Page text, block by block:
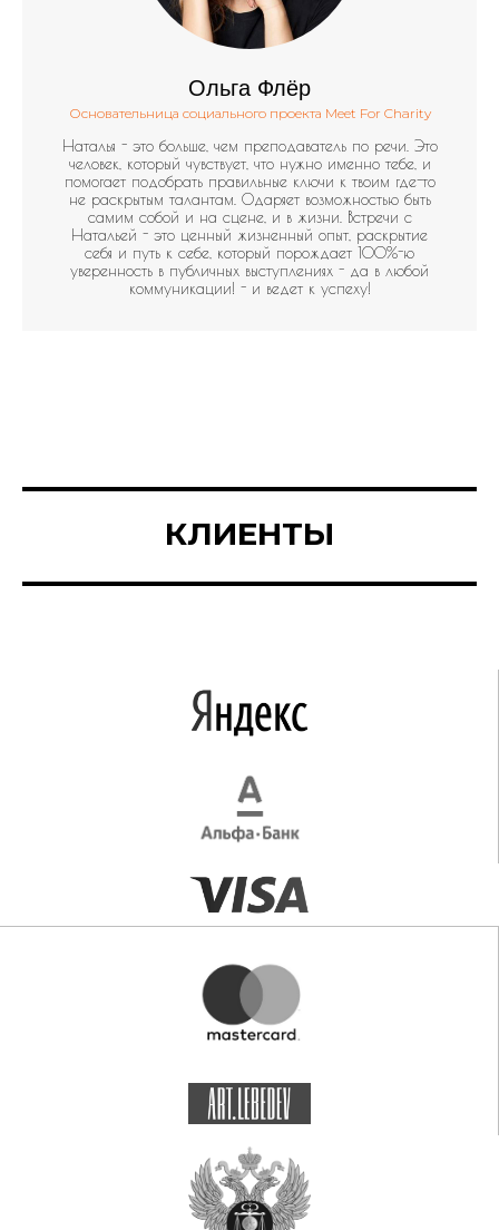
Ольга Флёр
Основательница социального проекта Meet For Charity
Наталья - это больше, чем преподаватель по речи. Это
человек, который чувствует, что нужно именно тебе, и
помогает подобрать правильные ключи к твоим где-то
не раскрытым талантам. Одаряет возможностью быть
самим собой и на сцене, и в жизни. Встречи с
Натальей - это ценный жизненный опыт, раскрытие
себя и путь к себе, который порождает 100%-ю
уверенность в публичных выступлениях - да в любой
коммуникации! - и ведет к успеху!
КЛИЕНТЫ